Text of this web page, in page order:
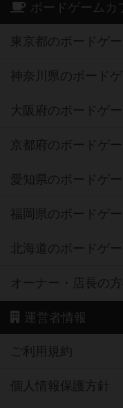
ボードゲームカ
東京都のボードゲ
神奈川県のボード
大阪府のボードゲ
京都府のボードゲ
愛知県のボードゲ
福岡県のボードゲ
北海道のボードゲ
オーナー・店長の
運営者情報
ご利用規約
個人情報保護方針